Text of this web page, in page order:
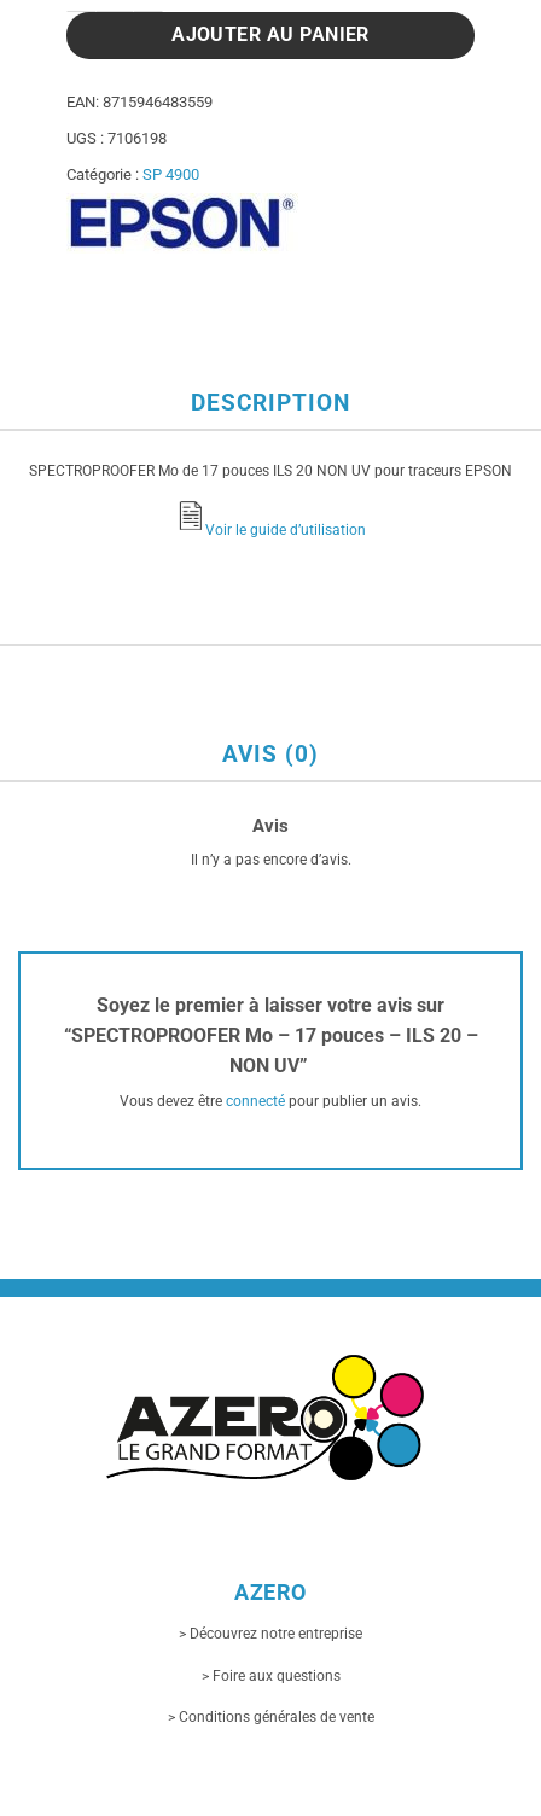
AJOUTER AU PANIER
EAN: 8715946483559
UGS : 7106198
Catégorie : SP 4900
DESCRIPTION
SPECTROPROOFER Mo de 17 pouces ILS 20 NON UV pour traceurs EPSON
Voir le guide d’utilisation
AVIS (0)
Avis
Il n’y a pas encore d’avis.
Soyez le premier à laisser votre avis sur
“SPECTROPROOFER Mo – 17 pouces – ILS 20 –
NON UV”
Vous devez être connecté pour publier un avis.
AZERO
> Découvrez notre entreprise
> Foire aux questions
> Conditions générales de vente